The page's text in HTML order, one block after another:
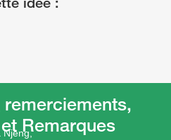
Njeng,Remarques